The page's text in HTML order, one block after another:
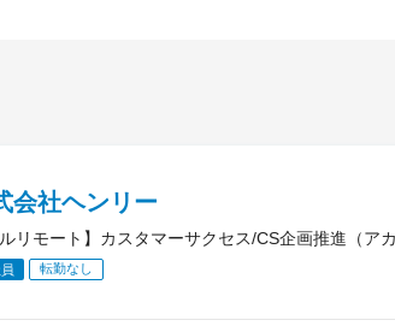
会社ヘンリー
ルリモート】カスタマーサクセス/CS企画推進（
転勤なし